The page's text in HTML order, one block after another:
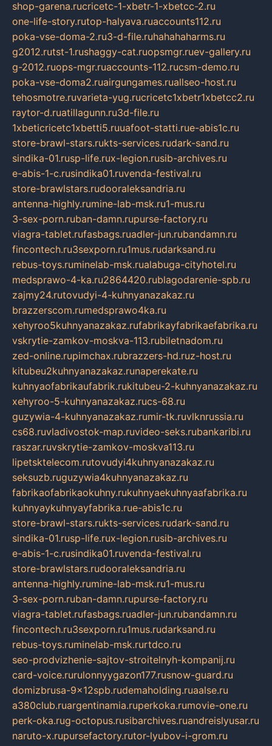
shop-garena.rucricetc-1-xbetr-1-xbetcc-2.ru
one-life-story.rutop-halyava.ruaccounts112.ru
poka-vse-doma-2.ru3-d-file.ruhahahaharms.ru
g2012.rutst-1.rushaggy-cat.ruopsmgr.ruev-gallery.ru
g-2012.ruops-mgr.ruaccounts-112.rucsm-demo.ru
poka-vse-doma2.ruairgungames.ruallseo-host.ru
tehosmotre.ruvarieta-yug.rucricetc1xbetr1xbetcc2.ru
raytor-d.ruatillagunn.ru3d-file.ru
1xbeticricetc1xbetti5.ruuafoot-statti.rue-abis1c.ru
store-brawl-stars.rukts-services.rudark-sand.ru
sindika-01.rusp-life.rux-legion.rusib-archives.ru
e-abis-1-c.rusindika01.ruvenda-festival.ru
store-brawlstars.rudooraleksandria.ru
antenna-highly.rumine-lab-msk.ru1-mus.ru
3-sex-porn.ruban-damn.rupurse-factory.ru
viagra-tablet.rufasbags.ruadler-jun.rubandamn.ru
fincontech.ru3sexporn.ru1mus.rudarksand.ru
rebus-toys.ruminelab-msk.rualabuga-cityhotel.ru
medsprawo-4-ka.ru2864420.rublagodarenie-spb.ru
zajmy24.rutovudyi-4-kuhnyanazakaz.ru
brazzerscom.rumedsprawo4ka.ru
xehyroo5kuhnyanazakaz.rufabrikayfabrikaefabrika.ru
vskrytie-zamkov-moskva-113.rubiletnadom.ru
zed-online.rupimchax.rubrazzers-hd.ruz-host.ru
kitubeu2kuhnyanazakaz.runaperekate.ru
kuhnyaofabrikaufabrik.rukitubeu-2-kuhnyanazakaz.ru
xehyroo-5-kuhnyanazakaz.rucs-68.ru
guzywia-4-kuhnyanazakaz.rumir-tk.ruvlknrussia.ru
cs68.ruvladivostok-map.ruvideo-seks.rubankaribi.ru
raszar.ruvskrytie-zamkov-moskva113.ru
lipetsktelecom.rutovudyi4kuhnyanazakaz.ru
seksuzb.ruguzywia4kuhnyanazakaz.ru
fabrikaofabrikaokuhny.rukuhnyaekuhnyaafabrika.ru
kuhnyaykuhnyayfabrika.rue-abis1c.ru
store-brawl-stars.rukts-services.rudark-sand.ru
sindika-01.rusp-life.rux-legion.rusib-archives.ru
e-abis-1-c.rusindika01.ruvenda-festival.ru
store-brawlstars.rudooraleksandria.ru
antenna-highly.rumine-lab-msk.ru1-mus.ru
3-sex-porn.ruban-damn.rupurse-factory.ru
viagra-tablet.rufasbags.ruadler-jun.rubandamn.ru
fincontech.ru3sexporn.ru1mus.rudarksand.ru
rebus-toys.ruminelab-msk.rurtdco.ru
seo-prodvizhenie-sajtov-stroitelnyh-kompanij.ru
card-voice.rurulonnyygazon177.rusnow-guard.ru
domizbrusa-9x12spb.rudemaholding.ruaalse.ru
a380club.ruargentinamia.ruperkoka.rumovie-one.ru
perk-oka.rug-octopus.rusibarchives.ruandreislyusar.ru
naruto-x.rupursefactory.rutor-lyubov-i-grom.ru